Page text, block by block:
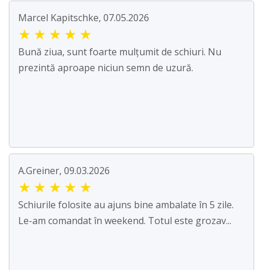
Marcel Kapitschke, 07.05.2026
★ ★ ★ ★ ★
Bună ziua, sunt foarte mulțumit de schiuri. Nu
prezintă aproape niciun semn de uzură.
A.Greiner, 09.03.2026
★ ★ ★ ★ ★
Schiurile folosite au ajuns bine ambalate în 5 zile.
Le-am comandat în weekend. Totul este grozav...